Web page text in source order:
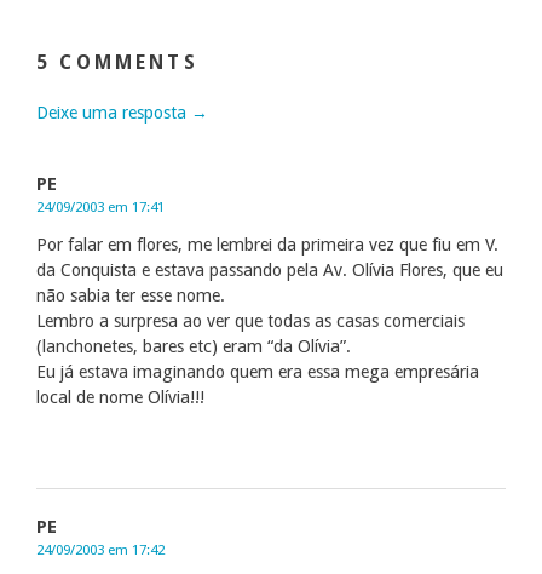
5 COMMENTS
Deixe uma resposta →
PE
24/09/2003 em 17:41
Por falar em flores, me lembrei da primeira vez que fiu em V.
da Conquista e estava passando pela Av. Olívia Flores, que eu
não sabia ter esse nome.
Lembro a surpresa ao ver que todas as casas comerciais
(lanchonetes, bares etc) eram “da Olívia”.
Eu já estava imaginando quem era essa mega empresária
local de nome Olívia!!!
PE
24/09/2003 em 17:42